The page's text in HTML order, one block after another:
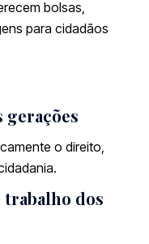
bolsas,
para cidadãos
gerações
o direito,
trabalho dos